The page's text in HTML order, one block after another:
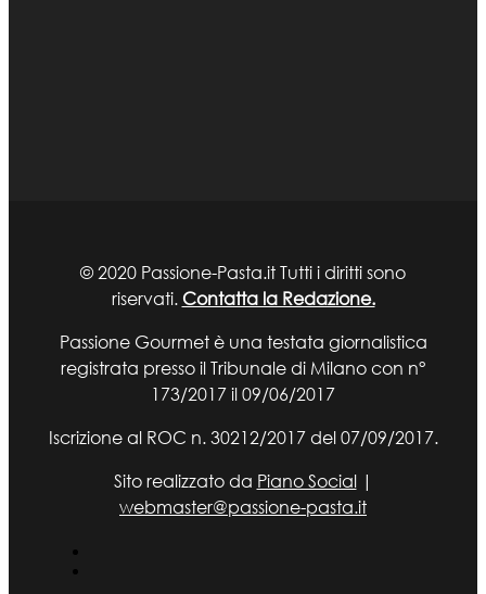
© 2020 Passione-Pasta.it Tutti i diritti sono
riservati. Contatta la Redazione.
Passione Gourmet è una testata giornalistica
registrata presso il Tribunale di Milano con n°
173/2017 il 09/06/2017
Iscrizione al ROC n. 30212/2017 del 07/09/2017.
Sito realizzato da Piano Social|
webmaster@passione-pasta.it